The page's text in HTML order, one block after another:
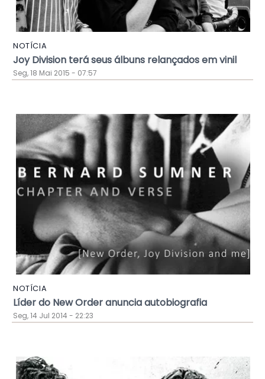
NOTÍCIA
Joy Division terá seus álbuns relançados em vinil
Seg, 18 Mai 2015 - 07:57
NOTÍCIA
Líder do New Order anuncia autobiografia
Seg, 14 Jul 2014 - 22:23